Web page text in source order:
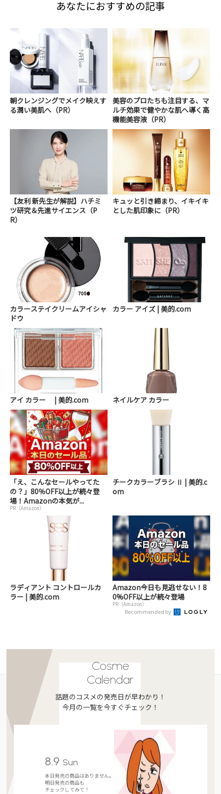
あなたにおすすめの記事
朝クレンジングでメイク映えす
る潤い美肌へ（PR）
美容のプロたちも注目する、マ
ルチ効果で健やかな肌へ導く高
機能美容液（PR）
【友利 新先生が解説】ハチミ
ツ研究＆先進サイエンス（P
R）
キュッと引き締まり、イキイキ
とした肌印象に（PR）
カラーステイクリームアイシャ
ドウ
カラー アイズ | 美的.com
アイ カラー | 美的.com ネイルケア カラー
「え、こんなセールやってた
の？」80％OFF以上が続々登
場！Amazonの本気が...
PR（Amazon）
チークカラーブラシ Ⅱ | 美的.c
om
ラディアント コントロールカ
ラー | 美的.com
Amazon今日も見逃せない！8
0%OFF以上が続々登場
PR（Amazon）
Recommended by
Cosme
Calendar
話題のコスメの発売日が早わかり！
今月の一覧を今すぐチェック！
8.9 Sun
本日発売の商品はありません。
明日発売の商品も
チェックしてみて！